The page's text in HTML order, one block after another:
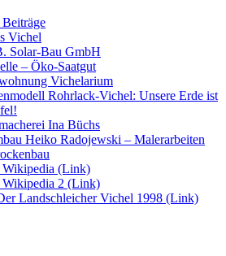
Vichel
Solar-Bau GmbH
– Öko-Saatgut
Vichelarium
Rohrlack-Vichel: Unsere Erde ist
Ina Büchs
Heiko Radojewski – Malerarbeiten
(Link)
2 (Link)
Landschleicher Vichel 1998 (Link)